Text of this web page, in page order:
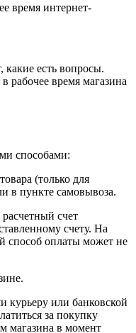
время интернет-
какие есть вопросы.
рабочее время магазина
способами:
(только для
в пункте самовывоза.
счет
счету. На
способ оплаты может не
или банковской
за покупку
магазина в момент